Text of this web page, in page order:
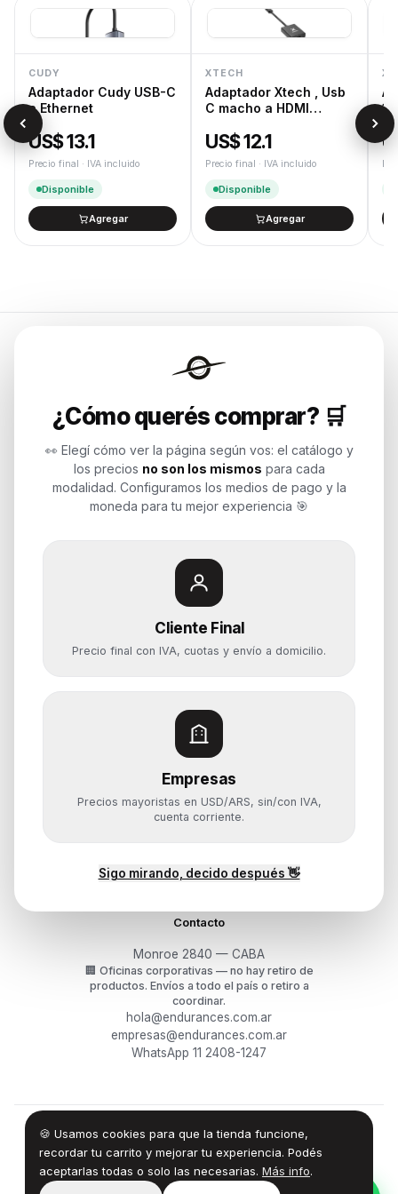
CUDY
Adaptador Cudy USB-C
a Ethernet
US$ 13.1
Precio final · IVA incluido
Disponible
Agregar
XTECH
Adaptador Xtech , Usb
C macho a HDMI
US$ 12.1
Precio final · IVA incluido
Disponible
Agregar
1,
¿Cómo querés comprar? 🛒
👀 Elegí cómo ver la página según vos: el catálogo y
los precios no son los mismos para cada
modalidad. Configuramos los medios de pago y la
moneda para tu mejor experiencia 🎯
Cliente Final
Precio final con IVA, cuotas y envío a domicilio.
Empresas
Precios mayoristas en USD/ARS, sin/con IVA,
cuenta corriente.
Sigo mirando, decido después 👋
🍪 Usamos cookies para que la tienda funcione,
recordar tu carrito y mejorar tu experiencia. Podés
aceptarlas todas o solo las necesarias. Más info.
Endurances
Soluciones de tecnología para
Potenciamos tu mundo.
Time to work
Categorías
Notebooks
Computadoras y PCs
Componentes
Almacenamiento
Monitores y Pantallas
Ayuda
Mis pedidos
¿Cómo querés comprar?
Contacto
Monroe 2840 — CABA
🏢 Oficinas corporativas — no hay retiro de
productos. Envíos a todo el país o retiro a
coordinar.
hola@endurances.com.ar
empresas@endurances.com.ar
WhatsApp 11 2408-1247
© 2026Endurances Technology SA · CUIT 30-71861942-0
Términos·Privacidad ·Devoluciones
100% Design by — Endurances IT